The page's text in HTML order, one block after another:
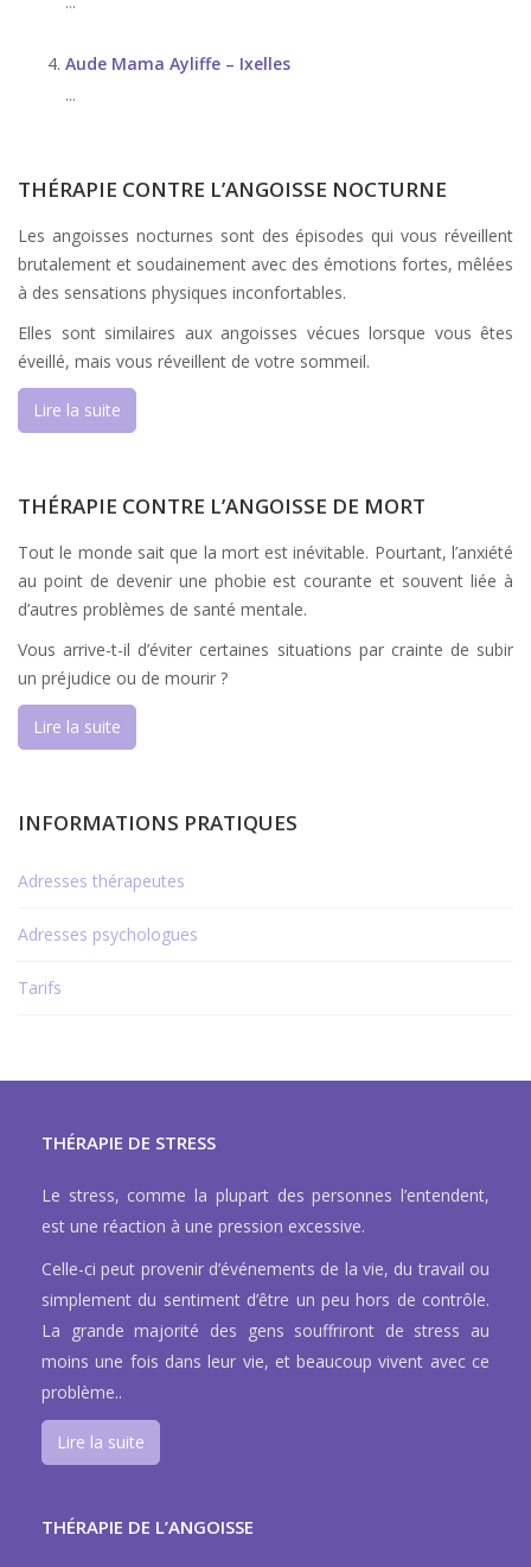
Aude Mama Ayliffe – Ixelles
...
THÉRAPIE CONTRE L’ANGOISSE NOCTURNE
Les angoisses nocturnes sont des épisodes qui vous réveillent
brutalement et soudainement avec des émotions fortes, mêlées
à des sensations physiques inconfortables.
Elles sont similaires aux angoisses vécues lorsque vous êtes
éveillé, mais vous réveillent de votre sommeil.
Lire la suite
THÉRAPIE CONTRE L’ANGOISSE DE MORT
Tout le monde sait que la mort est inévitable. Pourtant, l’anxiété
au point de devenir une phobie est courante et souvent liée à
d’autres problèmes de santé mentale.
Vous arrive-t-il d’éviter certaines situations par crainte de subir
un préjudice ou de mourir ?
Lire la suite
INFORMATIONS PRATIQUES
Adresses thérapeutes
Adresses psychologues
Tarifs
THÉRAPIE DE STRESS
Le stress, comme la plupart des personnes l’entendent,
est une réaction à une pression excessive.
Celle-ci peut provenir d’événements de la vie, du travail ou
simplement du sentiment d’être un peu hors de contrôle.
La grande majorité des gens souffriront de stress au
moins une fois dans leur vie, et beaucoup vivent avec ce
problème..
Lire la suite
THÉRAPIE DE L’ANGOISSE